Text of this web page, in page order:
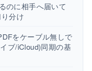
のに相手へ届いて
分け
をケーブル無しで
ブ/iCloud)同期の基